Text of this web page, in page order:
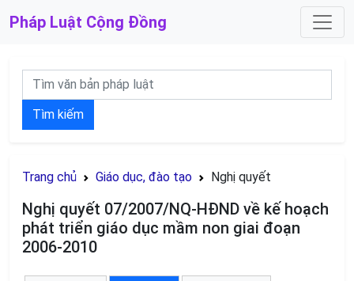
Pháp Luật Cộng Đồng
Tìm kiếm
Trang chủ Giáo dục, đào tạo Nghị quyết
Nghị quyết 07/2007/NQ-HĐND về kế hoạch
phát triển giáo dục mầm non giai đoạn
2006-2010